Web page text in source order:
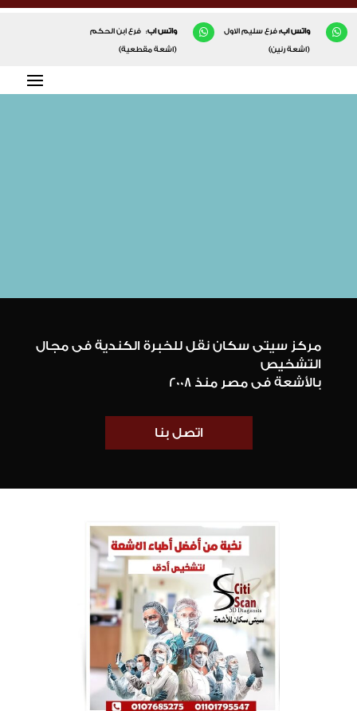
 واتس اب: فرع سليم الاول
(اشعة رنين)
 واتس اب: فرع ابن الحكم
(اشعة مقطعية)
مركز سيتى سكان نقل للخبرة الكندية فى مجال
التشخيص
بالأشعة فى مصر منذ 2008
اتصل بنا